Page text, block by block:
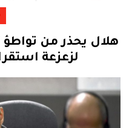
مجتمع
رياضة
حوادث
هلال يحذر من تواطؤ
لزعزعة